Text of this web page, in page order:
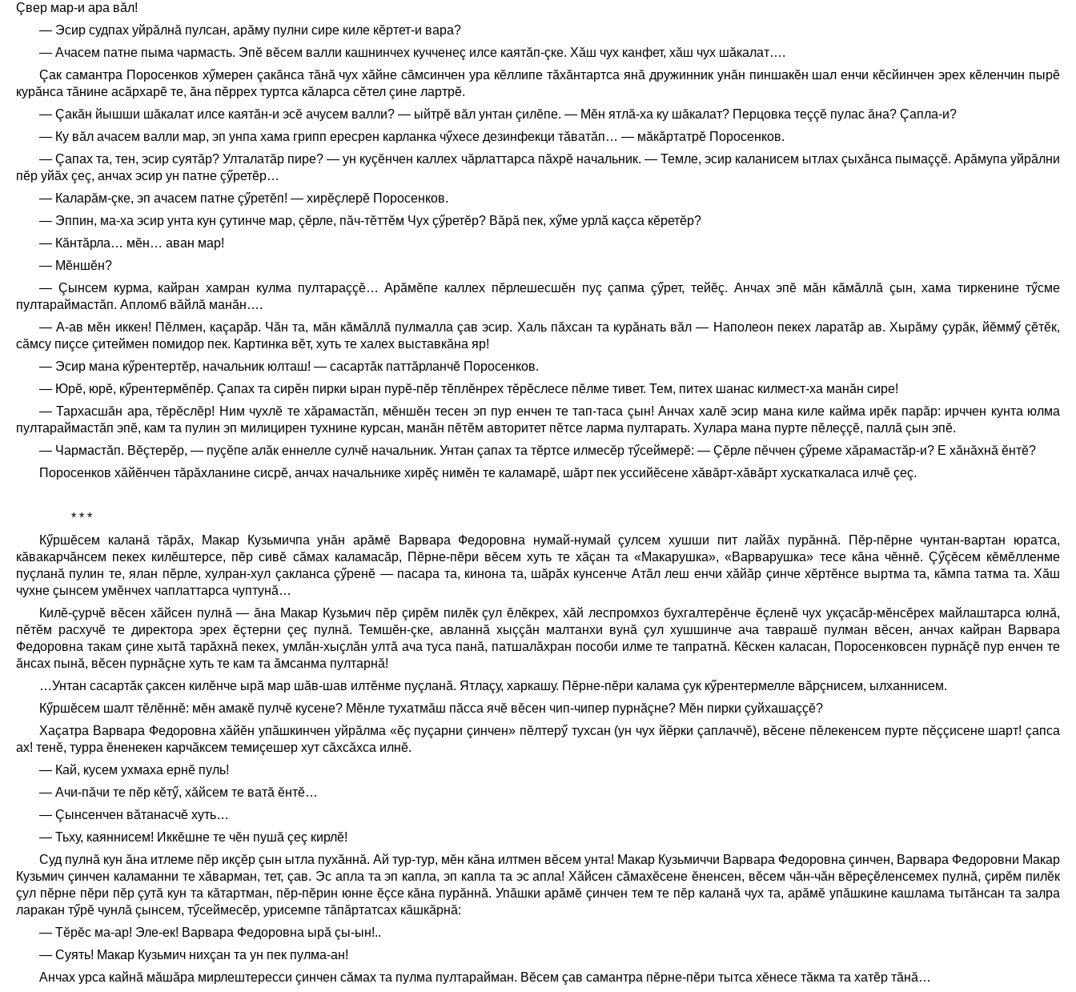
Çвер мар-и ара вăл!
— Эсир судпах уйрăлнă пулсан, арăму пулни сире киле кĕртет-и вара?
— Ачасем патне пыма чармасть. Эпĕ вĕсем валли кашнинчех кучченеç илсе каятăп-çке. Хăш чух канфет, хăш чух шăкалат….
Çак самантра Поросенков хӳмерен çакăнса тăнă чух хăйне сăмсинчен ура кĕллипе тăхăнтартса янă дружинник унăн пиншакĕн шал енчи кĕсйинчен эрех кĕленчин пырĕ
курăнса тăнине асăрхарĕ те, ăна пĕррех туртса кăларса сĕтел çине лартрĕ.
— Çакăн йышши шăкалат илсе каятăн-и эсĕ ачусем валли? — ыйтрĕ вăл унтан çилĕпе. — Мĕн ятлă-ха ку шăкалат? Перцовка теççĕ пулас ăна? Çапла-и?
— Ку вăл ачасем валли мар, эп унпа хама грипп ересрен карланка чӳхесе дезинфекци тăватăп… — мăкăртатрĕ Поросенков.
— Çапах та, тен, эсир суятăр? Улталатăр пире? — ун куçĕнчен каллех чăрлаттарса пăхрĕ начальник. — Темле, эсир каланисем ытлах çыхăнса пымаççĕ. Арăмупа уйрăлни
пĕр уйăх çеç, анчах эсир ун патне çӳретĕр…
— Каларăм-çке, эп ачасем патне çӳретĕп! — хирĕçлерĕ Поросенков.
— Эппин, ма-ха эсир унта кун çутинче мар, çĕрле, пăч-тĕттĕм Чух çӳретĕр? Вăрă пек, хӳме урлă каçса кĕретĕр?
— Кăнтăрла… мĕн… аван мар!
— Мĕншĕн?
— Çынсем курма, кайран хамран кулма пултараççĕ… Арăмĕпе каллех пĕрлешесшĕн пуç çапма çӳрет, тейĕç. Анчах эпĕ мăн кăмăллă çын, хама тиркенине тӳсме
пултараймастăп. Апломб вăйлă манăн….
— А-ав мĕн иккен! Пĕлмен, каçарăр. Чăн та, мăн кăмăллă пулмалла çав эсир. Халь пăхсан та курăнать вăл — Наполеон пекех ларатăр ав. Хырăму çурăк, йĕммӳ çĕтĕк,
сăмсу пиçсе çитеймен помидор пек. Картинка вĕт, хуть те халех выставкăна яр!
— Эсир мана кӳрентертĕр, начальник юлташ! — сасартăк паттăрланчĕ Поросенков.
— Юрĕ, юрĕ, кӳрентермĕпĕр. Çапах та сирĕн пирки ыран пурĕ-пĕр тĕплĕнрех тĕрĕслесе пĕлме тивет. Тем, питех шанас килмест-ха манăн сире!
— Тархасшăн ара, тĕрĕслĕр! Ним чухлĕ те хăрамастăп, мĕншĕн тесен эп пур енчен те тап-таса çын! Анчах халĕ эсир мана киле кайма ирĕк парăр: ирччен кунта юлма
пултараймастăп эпĕ, кам та пулин эп милицирен тухнине курсан, манăн пĕтĕм авторитет пĕтсе ларма пултарать. Хулара мана пурте пĕлеççĕ, паллă çын эпĕ.
— Чармастăп. Вĕçтерĕр, — пуçĕпе алăк еннелле сулчĕ начальник. Унтан çапах та тĕртсе илмесĕр тӳсеймерĕ: — Çĕрле пĕччен çӳреме хăрамастăр-и? Е хăнăхнă ĕнтĕ?
Поросенков хăйĕнчен тăрăхланине сисрĕ, анчах начальнике хирĕç нимĕн те каламарĕ, шăрт пек уссийĕсене хăвăрт-хăвăрт хускаткаласа илчĕ çеç.
* * *
Кӳршĕсем каланă тăрăх, Макар Кузьмичпа унăн арăмĕ Варвара Федоровна нумай-нумай çулсем хушши пит лайăх пурăннă. Пĕр-пĕрне чунтан-вартан юратса,
кăвакарчăнсем пекех килĕштерсе, пĕр сивĕ сăмах каламасăр, Пĕрне-пĕри вĕсем хуть те хăçан та «Макарушка», «Варварушка» тесе кăна чĕннĕ. Çӳçĕсем кĕмĕлленме
пуçланă пулин те, ялан пĕрле, хулран-хул çакланса çӳренĕ — пасара та, кинона та, шăрăх кунсенче Атăл леш енчи хăйăр çинче хĕртĕнсе выртма та, кăмпа татма та. Хăш
чухне çынсем умĕнчех чаплаттарса чуптунă…
Килĕ-çурчĕ вĕсен хăйсен пулнă — ăна Макар Кузьмич пĕр çирĕм пилĕк çул ĕлĕкрех, хăй леспромхоз бухгалтерĕнче ĕçленĕ чух укçасăр-мĕнсĕрех майлаштарса юлнă,
пĕтĕм расхучĕ те директора эрех ĕçтерни çеç пулнă. Темшĕн-çке, авланнă хыççăн малтанхи вунă çул хушшинче ача таврашĕ пулман вĕсен, анчах кайран Варвара
Федоровна такам çине хытă тарăхнă пекех, умлăн-хыçлăн ултă ача туса панă, патшалăхран пособи илме те тапратнă. Кĕскен каласан, Поросенковсен пурнăçĕ пур енчен те
ăнсах пынă, вĕсен пурнăçне хуть те кам та ăмсанма пултарнă!
…Унтан сасартăк çаксен килĕнче ырă мар шăв-шав илтĕнме пуçланă. Ятлаçу, харкашу. Пĕрне-пĕри калама çук кӳрентермелле вăрçнисем, ылханнисем.
Кӳршĕсем шалт тĕлĕннĕ: мĕн амакĕ пулчĕ кусене? Мĕнле тухатмăш пăсса ячĕ вĕсен чип-чипер пурнăçне? Мĕн пирки çуйхашаççĕ?
Хаçатра Варвара Федоровна хăйĕн упăшкинчен уйрăлма «ĕç пуçарни çинчен» пĕлтерӳ тухсан (ун чух йĕрки çаплаччĕ), вĕсене пĕлекенсем пурте пĕççисене шарт! çапса
ах! тенĕ, турра ĕненекен карчăксем темиçешер хут сăхсăхса илнĕ.
— Кай, кусем ухмаха ернĕ пуль!
— Ачи-пăчи те пĕр кĕтӳ, хăйсем те ватă ĕнтĕ…
— Çынсенчен вăтанасчĕ хуть…
— Тьху, каяннисем! Иккĕшне те чĕн пушă çеç кирлĕ!
Суд пулнă кун ăна итлеме пĕр икçĕр çын ытла пухăннă. Ай тур-тур, мĕн кăна илтмен вĕсем унта! Макар Кузьмиччи Варвара Федоровна çинчен, Варвара Федоровни Макар
Кузьмич çинчен каламанни те хăварман, тет, çав. Эс апла та эп капла, эп капла та эс апла! Хăйсен сăмахĕсене ĕненсен, вĕсем чăн-чăн вĕреçĕленсемех пулнă, çирĕм пилĕк
çул пĕрне пĕри пĕр çутă кун та кăтартман, пĕр-пĕрин юнне ĕçсе кăна пурăннă. Упăшки арăмĕ çинчен тем те пĕр каланă чух та, арăмĕ упăшкине кашлама тытăнсан та залра
ларакан тӳрĕ чунлă çынсем, тӳсеймесĕр, урисемпе тăпăртатсах кăшкăрнă:
— Тĕрĕс ма-ар! Эле-ек! Варвара Федоровна ырă çы-ын!..
— Суять! Макар Кузьмич нихçан та ун пек пулма-ан!
Анчах урса кайнă мăшăра мирлештересси çинчен сăмах та пулма пултарайман. Вĕсем çав самантра пĕрне-пĕри тытса хĕнесе тăкма та хатĕр тăнă…